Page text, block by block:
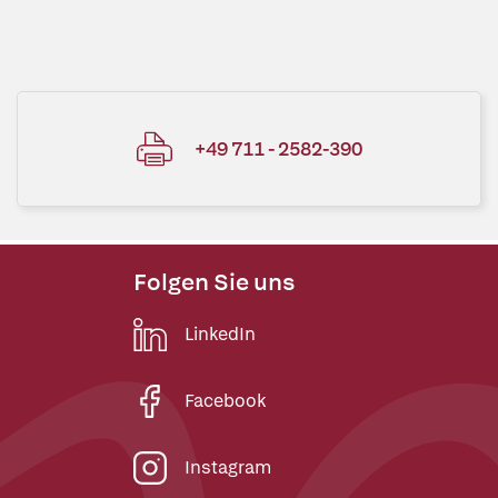
+49 711 - 2582-390
Folgen Sie uns
LinkedIn
Facebook
Instagram